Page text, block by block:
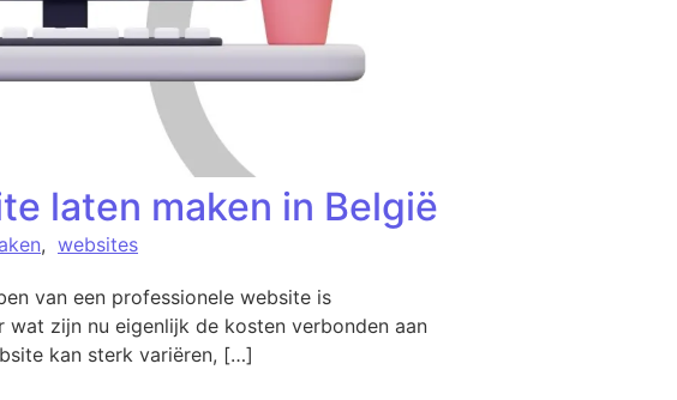
laten maken in België
, websites
van een professionele website is
zijn nu eigenlijk de kosten verbonden aan
kan sterk variëren, […]